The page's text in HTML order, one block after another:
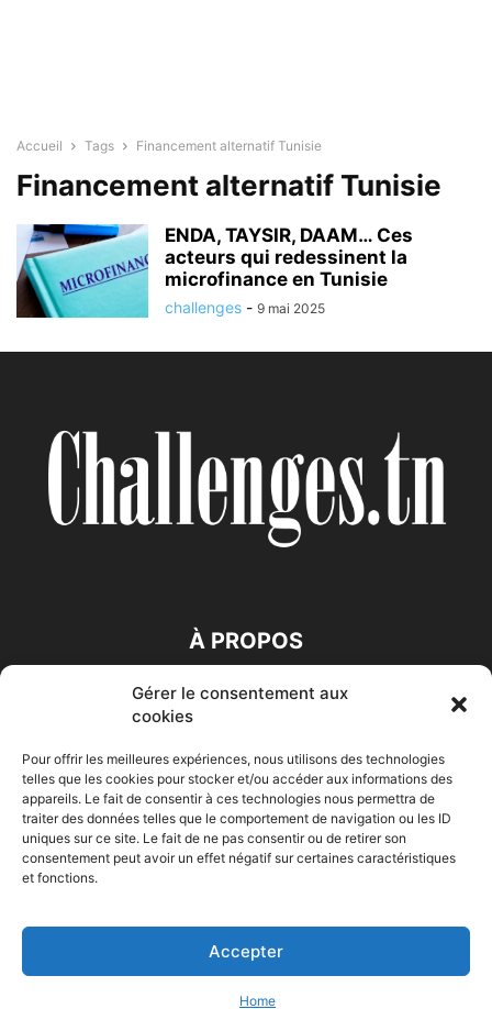
Gérer le consentement aux
cookies
Pour offrir les meilleures expériences, nous utilisons des technologies
telles que les cookies pour stocker et/ou accéder aux informations des
appareils. Le fait de consentir à ces technologies nous permettra de
traiter des données telles que le comportement de navigation ou les ID
uniques sur ce site. Le fait de ne pas consentir ou de retirer son
consentement peut avoir un effet négatif sur certaines caractéristiques
et fonctions.
Accepter
Home
Accueil Tags Financement alternatif Tunisie
Financement alternatif Tunisie
ENDA, TAYSIR, DAAM… Ces
acteurs qui redessinent la
microfinance en Tunisie
challenges - 9 mai 2025
À PROPOS
SUIVEZ NOUS
Accueil Economie Entreprises Entrepreneur Afrique
HIGH-TECH Auto-Moto
© Challenges.tn By AAKOM.DIGITAL